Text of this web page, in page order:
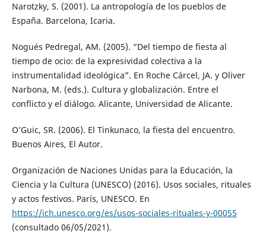
Narotzky, S. (2001). La antropología de los pueblos de
España. Barcelona, Icaria.
Nogués Pedregal, AM. (2005). “Del tiempo de fiesta al
tiempo de ocio: de la expresividad colectiva a la
instrumentalidad ideológica”. En Roche Cárcel, JA. y Oliver
Narbona, M. (eds.). Cultura y globalización. Entre el
conflicto y el diálogo. Alicante, Universidad de Alicante.
O’Guic, SR. (2006). El Tinkunaco, la fiesta del encuentro.
Buenos Aires, El Autor.
Organización de Naciones Unidas para la Educación, la
Ciencia y la Cultura (UNESCO) (2016). Usos sociales, rituales
y actos festivos. París, UNESCO. En
https://ich.unesco.org/es/usos-sociales-rituales-y-00055
(consultado 06/05/2021).